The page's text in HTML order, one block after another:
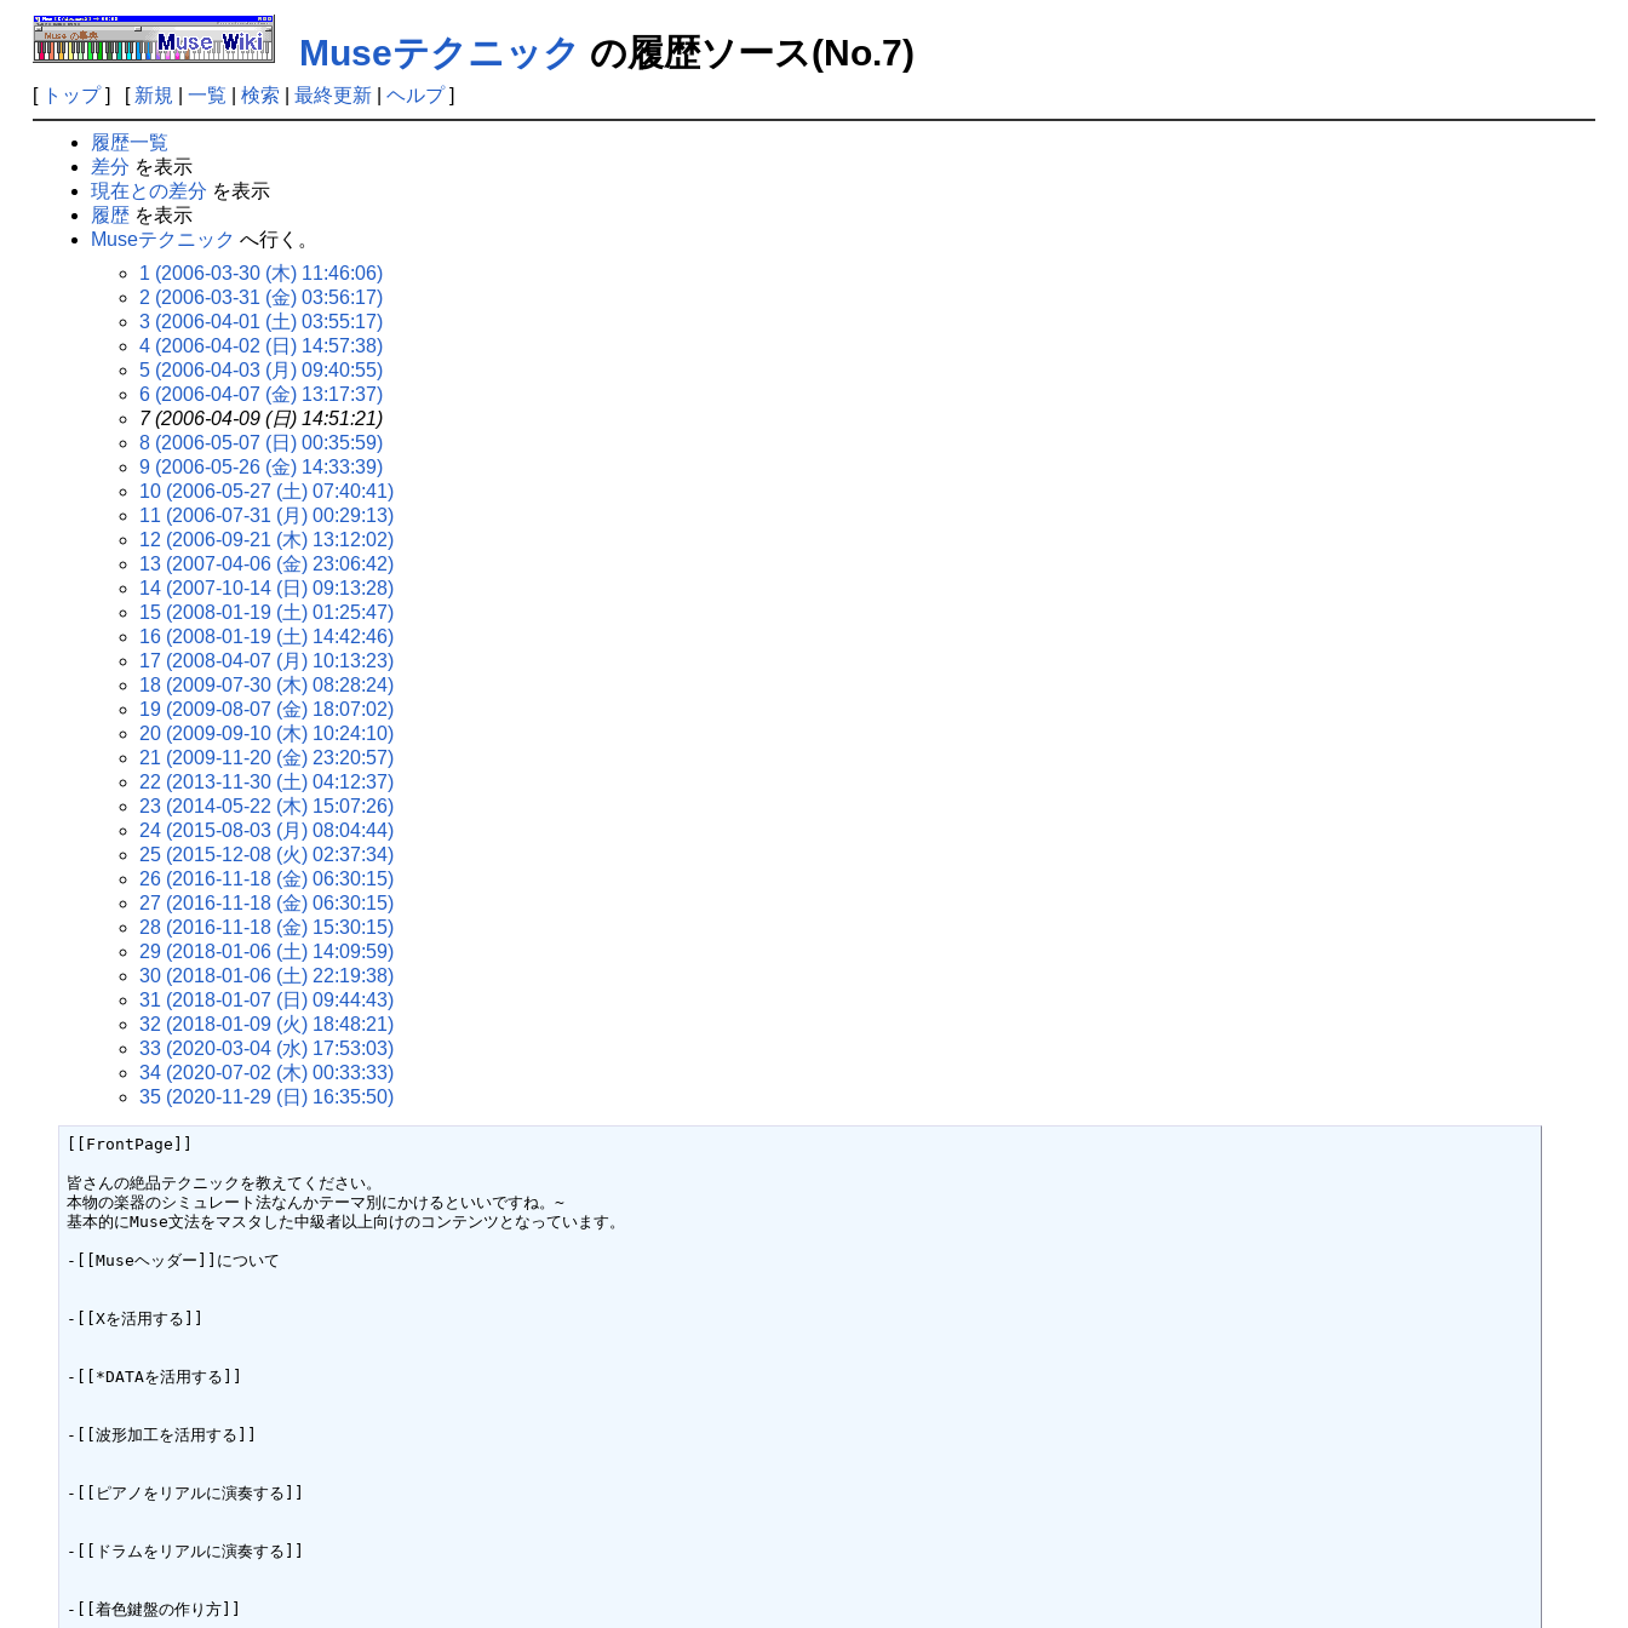
Museテクニック の履歴ソース(No.7)
[ トップ] [ 新規 一覧 検索 最終更新| ヘルプ]
履歴一覧
差分 を表示
現在との差分 を表示
履歴を表示
Museテクニック へ行く。
1 (2006-03-30 (木) 11:46:06)
2 (2006-03-31 (金) 03:56:17)
3 (2006-04-01 (土) 03:55:17)
4 (2006-04-02 (日) 14:57:38)
5 (2006-04-03 (月) 09:40:55)
6 (2006-04-07 (金) 13:17:37)
7 (2006-04-09 (日) 14:51:21)
8 (2006-05-07 (日) 00:35:59)
9 (2006-05-26 (金) 14:33:39)
10 (2006-05-27 (土) 07:40:41)
11 (2006-07-31 (月) 00:29:13)
12 (2006-09-21 (木) 13:12:02)
13 (2007-04-06 (金) 23:06:42)
14 (2007-10-14 (日) 09:13:28)
15 (2008-01-19 (土) 01:25:47)
16 (2008-01-19 (土) 14:42:46)
17 (2008-04-07 (月) 10:13:23)
18 (2009-07-30 (木) 08:28:24)
19 (2009-08-07 (金) 18:07:02)
20 (2009-09-10 (木) 10:24:10)
21 (2009-11-20 (金) 23:20:57)
22 (2013-11-30 (土) 04:12:37)
23 (2014-05-22 (木) 15:07:26)
24 (2015-08-03 (月) 08:04:44)
25 (2015-12-08 (火) 02:37:34)
26 (2016-11-18 (金) 06:30:15)
27 (2016-11-18 (金) 06:30:15)
28 (2016-11-18 (金) 15:30:15)
29 (2018-01-06 (土) 14:09:59)
30 (2018-01-06 (土) 22:19:38)
31 (2018-01-07 (日) 09:44:43)
32 (2018-01-09 (火) 18:48:21)
33 (2020-03-04 (水) 17:53:03)
34 (2020-07-02 (木) 00:33:33)
35 (2020-11-29 (日) 16:35:50)
[[FrontPage]]
皆さんの絶品テクニックを教えてください。
本物の楽器のシミュレート法なんかテーマ別にかけるといいですね。~
基本的にMuse文法をマスタした中級者以上向けのコンテンツとなっています。
-[[Museヘッダー]]について
-[[Xを活用する]]
-[[*DATAを活用する]]
-[[波形加工を活用する]]
-[[ピアノをリアルに演奏する]]
-[[ドラムをリアルに演奏する]]
-[[着色鍵盤の作り方]]